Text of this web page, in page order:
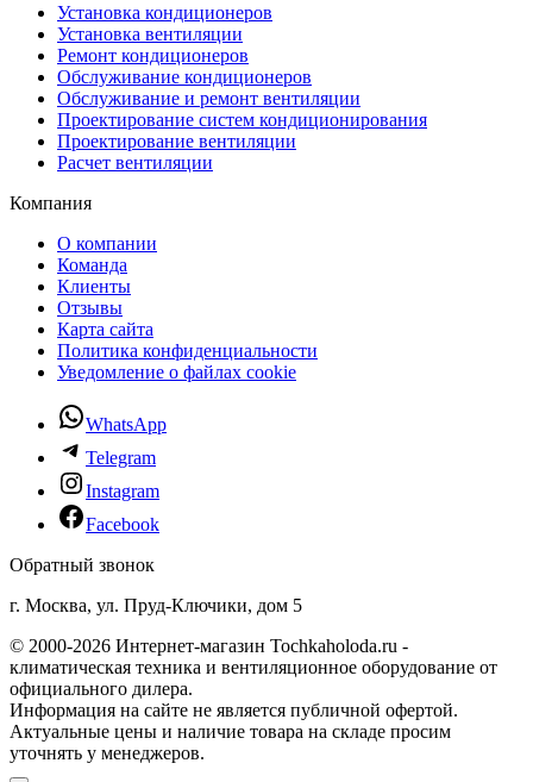
Установка кондиционеров
Установка вентиляции
Ремонт кондиционеров
Обслуживание кондиционеров
Обслуживание и ремонт вентиляции
Проектирование систем кондиционирования
Проектирование вентиляции
Расчет вентиляции
Компания
О компании
Команда
Клиенты
Отзывы
Карта сайта
Политика конфиденциальности
Уведомление о файлах cookie
WhatsApp
Telegram
Instagram
Facebook
Обратный звонок
г. Москва, ул. Пруд-Ключики, дом 5
© 2000-2026 Интернет-магазин Tochkaholoda.ru -
климатическая техника и вентиляционное оборудование от
официального дилера.
Информация на сайте не является публичной офертой.
Актуальные цены и наличие товара на складе просим
уточнять у менеджеров.